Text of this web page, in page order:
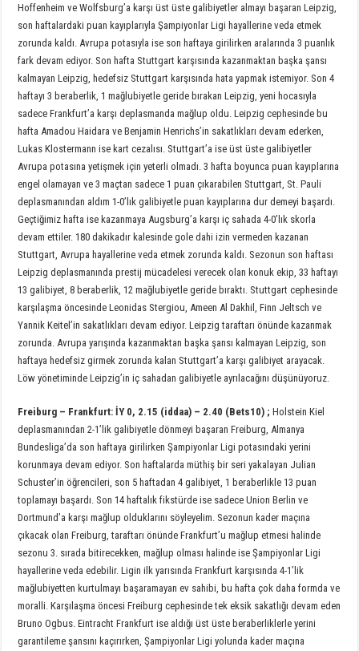
Hoffenheim ve Wolfsburg’a karşı üst üste galibiyetler almayı başaran Leipzig,
son haftalardaki puan kayıplarıyla Şampiyonlar Ligi hayallerine veda etmek
zorunda kaldı. Avrupa potasıyla ise son haftaya girilirken aralarında 3 puanlık
fark devam ediyor. Son hafta Stuttgart karşısında kazanmaktan başka şansı
kalmayan Leipzig, hedefsiz Stuttgart karşısında hata yapmak istemiyor. Son 4
haftayı 3 beraberlik, 1 mağlubiyetle geride bırakan Leipzig, yeni hocasıyla
sadece Frankfurt’a karşı deplasmanda mağlup oldu. Leipzig cephesinde bu
hafta Amadou Haidara ve Benjamin Henrichs’in sakatlıkları devam ederken,
Lukas Klostermann ise kart cezalısı. Stuttgart’a ise üst üste galibiyetler
Avrupa potasına yetişmek için yeterli olmadı. 3 hafta boyunca puan kayıplarına
engel olamayan ve 3 maçtan sadece 1 puan çıkarabilen Stuttgart, St. Pauli
deplasmanından aldım 1-0’lık galibiyetle puan kayıplarına dur demeyi başardı.
Geçtiğimiz hafta ise kazanmaya Augsburg’a karşı iç sahada 4-0’lık skorla
devam ettiler. 180 dakikadır kalesinde gole dahi izin vermeden kazanan
Stuttgart, Avrupa hayallerine veda etmek zorunda kaldı. Sezonun son haftası
Leipzig deplasmanında prestij mücadelesi verecek olan konuk ekip, 33 haftayı
13 galibiyet, 8 beraberlik, 12 mağlubiyetle geride bıraktı. Stuttgart cephesinde
karşılaşma öncesinde Leonidas Stergiou, Ameen Al Dakhil, Finn Jeltsch ve
Yannik Keitel’in sakatlıkları devam ediyor. Leipzig taraftarı önünde kazanmak
zorunda. Avrupa yarışında kazanmaktan başka şansı kalmayan Leipzig, son
haftaya hedefsiz girmek zorunda kalan Stuttgart’a karşı galibiyet arayacak.
Löw yönetiminde Leipzig’in iç sahadan galibiyetle ayrılacağını düşünüyoruz.
Freiburg – Frankfurt: İY 0, 2.15 (iddaa) – 2.40 (Bets10) ; Holstein Kiel
deplasmanından 2-1’lik galibiyetle dönmeyi başaran Freiburg, Almanya
Bundesliga’da son haftaya girilirken Şampiyonlar Ligi potasındaki yerini
korunmaya devam ediyor. Son haftalarda müthiş bir seri yakalayan Julian
Schuster’in öğrencileri, son 5 haftadan 4 galibiyet, 1 beraberlikle 13 puan
toplamayı başardı. Son 14 haftalık fikstürde ise sadece Union Berlin ve
Dortmund’a karşı mağlup olduklarını söyleyelim. Sezonun kader maçına
çıkacak olan Freiburg, taraftarı önünde Frankfurt’u mağlup etmesi halinde
sezonu 3. sırada bitirecekken, mağlup olması halinde ise Şampiyonlar Ligi
hayallerine veda edebilir. Ligin ilk yarısında Frankfurt karşısında 4-1’lik
mağlubiyetten kurtulmayı başaramayan ev sahibi, bu hafta çok daha formda ve
moralli. Karşılaşma öncesi Freiburg cephesinde tek eksik sakatlığı devam eden
Bruno Ogbus. Eintracht Frankfurt ise aldığı üst üste beraberliklerle yerini
garantileme şansını kaçırırken, Şampiyonlar Ligi yolunda kader maçına